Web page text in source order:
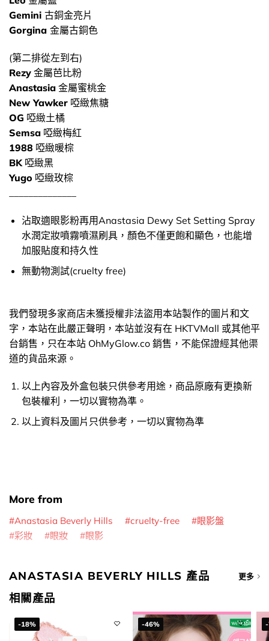
Gemini 古銅金亮片
Gorgina 金屬古銅色
(第二排從左到右)
Rezy 金屬芭比粉
Anastasia 金屬蜜桃金
New Yawker 啞緻焦糖
OG 啞緻土橘
Semsa 啞緻梅紅
1988 啞緻暖棕
BK 啞緻黑
Yugo 啞緻玫棕
沾取適眼影粉再用Anastasia Dewy Set Setting Spray
水潤定妝噴霧噴濕刷具，顏色不僅更飽和顯色，也能增
加服貼度和持久性
無動物測試(cruelty free)
我們發現多家商店未獲授權非法盜用本站製作的圖片和文
字，本站在此嚴正聲明，本站並沒有在 HKTVMall 或其他平
台銷售，只在本站 OhMyGlow.co 銷售，不能保證經其他渠
道的貨品來源。
以上內容及外盒包裝只供參考用途，商品原廠有更換新
包裝權利，一切以實物為準。
以上資料及圖片只供參考，一切以實物為準
More from
Anastasia Beverly Hills cruelty-free
眼影盤
彩妝
眼妝 眼影
ANASTASIA BEVERLY HILLS 產品 更多
相關產品
-18% -46%